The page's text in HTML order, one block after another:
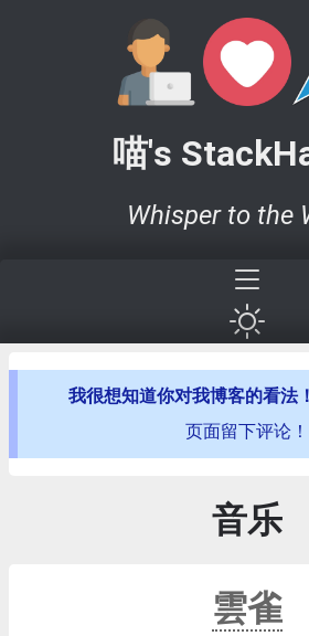
喵's
Whisper to the
我很想知道你对我博客的看法！
页面留下评论！
音乐
雲雀